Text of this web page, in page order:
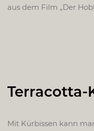
aus dem Film „Der
Terracotta-
Mit Kürbissen kann